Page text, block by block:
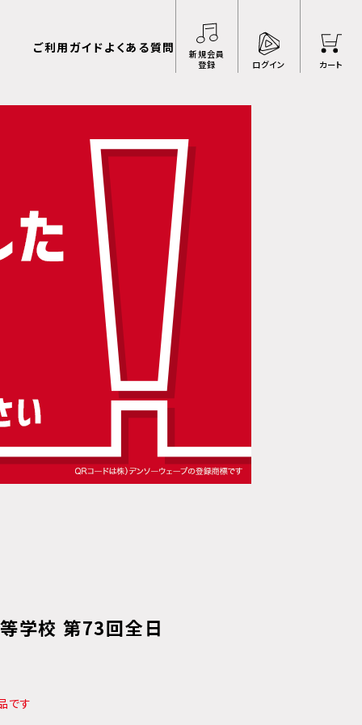
ご利用ガイドよくある質問
新規会員
登録
ログイン カート
学校 第73回全日
です